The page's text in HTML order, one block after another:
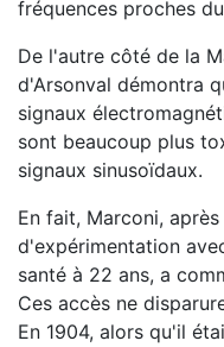
fréquences proches
De l'autre côté de la
d'Arsonval démontra
signaux
sont beaucoup plus
signaux sinusoïdaux.
En fait, Marconi,
d'expérimentation
santé à 22 ans, a
Ces accès ne
En 1904, alors qu'il